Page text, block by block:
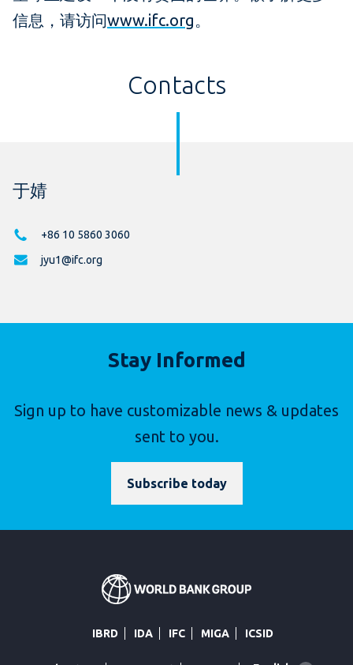
信息，请访问www.ifc.org。
Contacts
于婧
+86 10 5860 3060
jyu1@ifc.org
Stay Informed
Sign up to have customizable news & updates
sent to you.
Subscribe today
IBRD IDA IFC MIGA ICSID